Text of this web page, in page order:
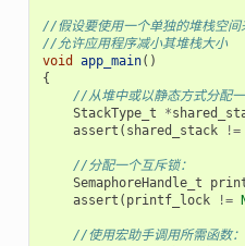
//假设要使用一个单独的堆栈空
//允许应用程序减小其堆栈大小
void
app_main()
{
//从堆中或以静态方式分配
StackType_t
*
assert ( shared_stack !=
//分配一个互斥锁：
SemaphoreHandle_t
assert ( printf_lock !=
//使用宏助手调用所需函数：